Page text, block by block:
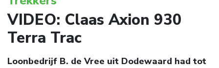
VIDEO: Claas Axion 930
Terra Trac
Loonbedrijf B. de Vree uit Dodewaard had tot